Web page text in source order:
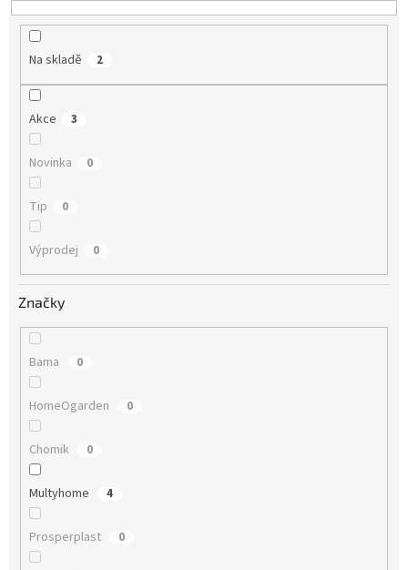
Na skladě 2
Akce 3
Novinka 0
Tip 0
Výprodej 0
Značky
Bama 0
HomeOgarden 0
Chomik 0
Multyhome 4
Prosperplast 0